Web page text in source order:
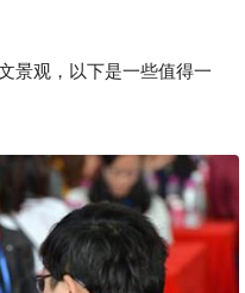
景观，以下是一些值得一